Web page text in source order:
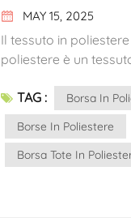
MAY 15, 2025
Il tessuto in
poliestere è un
alla trazione:La
cN/dtex, ovvero
resistere a migliaia
assorbimento di
TAG : Borsa In
Borse In Poliestere
Borsa Tote In